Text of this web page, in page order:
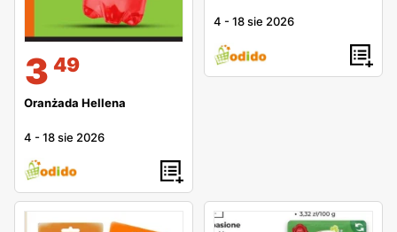
3 49
Oranżada Hellena
4 -18 sie 2026
4 -18 sie 2026